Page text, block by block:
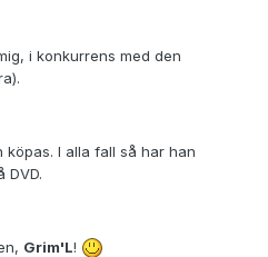
i konkurrens med den
köpas. I alla fall så har han
DVD.
Grim'L!